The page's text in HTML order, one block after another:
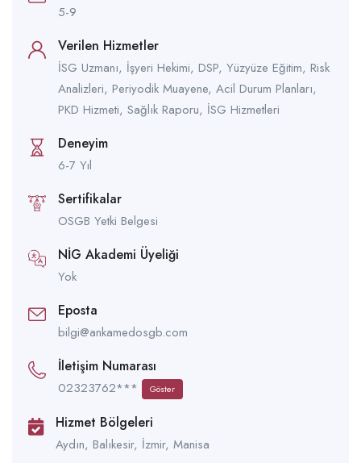
5-9
Verilen Hizmetler
İSG Uzmanı, İşyeri Hekimi, DSP, Yüzyüze Eğitim, Risk
Analizleri, Periyodik Muayene, Acil Durum Planları,
PKD Hizmeti, Sağlık Raporu, İSG Hizmetleri
Deneyim
6-7 Yıl
Sertifikalar
OSGB Yetki Belgesi
NİG Akademi Üyeliği
Yok
Eposta
bilgi@ankamedosgb.com
İletişim Numarası
02323762*** Göster
Hizmet Bölgeleri
Aydın, Balıkesir, İzmir, Manisa